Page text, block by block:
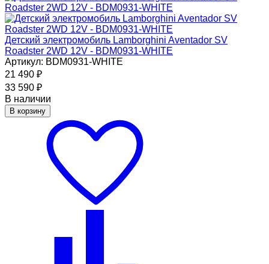
Детский электромобиль Lamborghini Aventador SV
Roadster 2WD 12V - BDM0931-WHITE
Артикул: BDM0931-WHITE
21 490 ₽
33 590 ₽
В наличии
В корзину